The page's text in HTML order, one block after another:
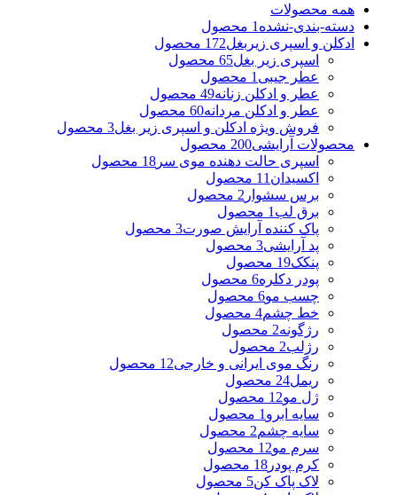
همه محصولات
دسته-بندی-نشده 1 محصول
ادکلن و اسپری زیربغل172 محصول
اسپری زیر بغل65 محصول
عطر جیبی 1 محصول
عطر و ادکلن زنانه49 محصول
عطر و ادکلن مردانه60 محصول
فروش ویژه ادکلن و اسپری زیر بغل3 محصول
محصولات آرایشی200 محصول
اسپری حالت دهنده موی سر 18 محصول
اکسیدان 11 محصول
برس سشوار 2 محصول
برق لب 1 محصول
پاک کننده آرایش صورت3 محصول
پد آرایشی3 محصول
پنکک19 محصول
پودر دکلره6 محصول
چسب مو6 محصول
خط چشم4 محصول
رژگونه2 محصول
رژلب2 محصول
رنگ موی ایرانی و خارجی12 محصول
ریمل24 محصول
ژل مو12 محصول
سایه ابرو 1 محصول
سایه چشم2 محصول
سرم مو12 محصول
کرم پودر 18 محصول
لاک پاک کن5 محصول